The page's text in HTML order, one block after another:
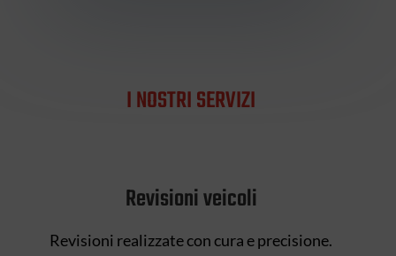
I NOSTRI SERVIZI
Revisioni veicoli
Revisioni realizzate con cura e precisione.